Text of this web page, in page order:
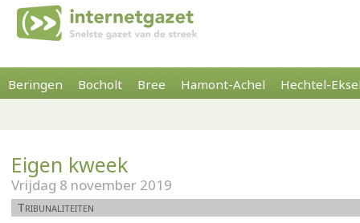
Beringen Bocholt Bree Hamont-Achel Hechtel-
Eigen kweek
Vrijdag 8 november 2019
Tribunaliteiten